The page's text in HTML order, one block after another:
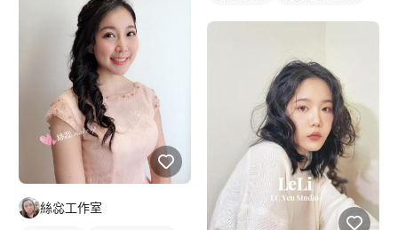
絲惢工作室